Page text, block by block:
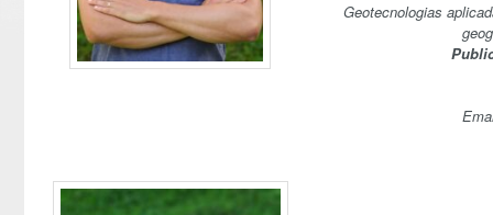
Geotecnologias